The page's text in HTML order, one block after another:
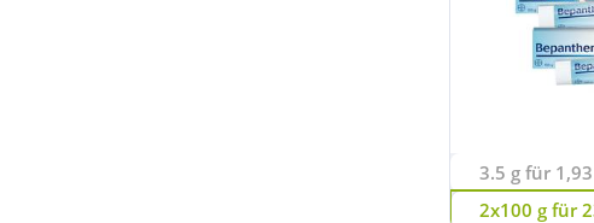
3.5 g für
2x100 g für